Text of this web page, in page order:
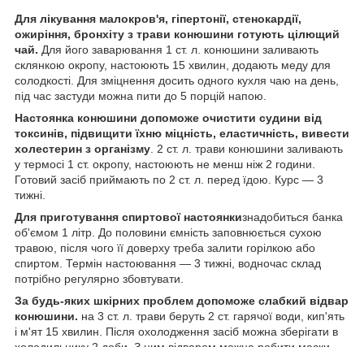
Для лікування малокров'я, гіпертонії, стенокардії,
ожиріння, бронхіту з трави конюшини готують цілющий
чай. Для його заварювання 1 ст. л. конюшини заливають
склянкою окропу, настоюють 15 хвилин, додають меду для
солодкості. Для зміцнення досить одного кухля чаю на день,
під час застуди можна пити до 5 порцій напою.
Настоянка конюшини допоможе очистити судини від
токсинів, підвищити їхню міцність, еластичність, вивести
холестерин з організму. 2 ст. л. трави конюшини заливають
у термосі 1 ст. окропу, настоюють не менш ніж 2 години.
Готовий засіб приймають по 2 ст. л. перед їдою. Курс — 3
тижні.
Для приготування спиртової настоянкизнадобиться банка
об'ємом 1 літр. До половини ємність заповнюється сухою
травою, після чого її доверху треба залити горілкою або
спиртом. Термін настоювання — 3 тижні, водночас склад
потрібно регулярно збовтувати.
За будь-яких шкірних проблем допоможе слабкий відвар
конюшини. на 3 ст. л. трави беруть 2 ст. гарячої води, кип'ять
і м'ят 15 хвилин. Після охолодження засіб можна зберігати в